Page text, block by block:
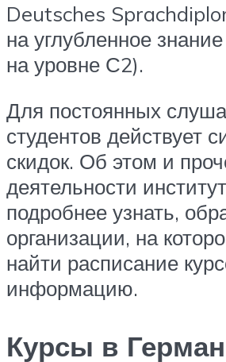
Deutsches
на углубленное
на уровне С2).
Для постоянных
студентов действует
скидок. Об этом и
деятельности
подробнее узнать,
организации, на
найти расписание
информацию.
Курсы в